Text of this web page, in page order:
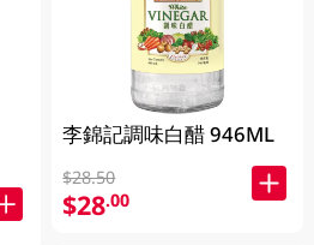
李錦記調味白醋 946ML
$28.50
$28.00